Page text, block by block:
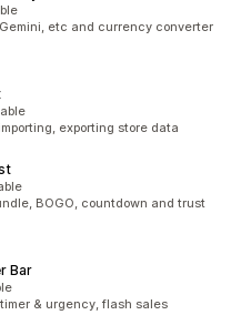
etc and currency converter
exporting store data
BOGO, countdown and trust
Bar
& urgency, flash sales